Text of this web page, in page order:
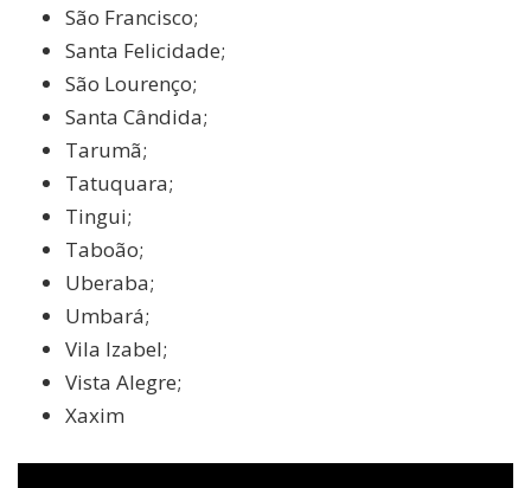
São Francisco;
Santa Felicidade;
São Lourenço;
Santa Cândida;
Tarumã;
Tatuquara;
Tingui;
Taboão;
Uberaba;
Umbará;
Vila Izabel;
Vista Alegre;
Xaxim